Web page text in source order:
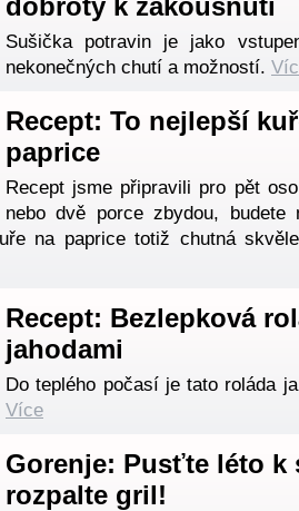
dobroty k zakousnutí
Sušička potravin je jako
nekonečných chutí a možností.
Recept: To nejlepší
paprice
Recept jsme připravili pro pět
nebo dvě porce zbydou,
na paprice totiž chutná
Recept: Bezlepková
jahodami
Do teplého počasí je tato roláda
Více
Gorenje: Pusťte léto k
rozpalte gril!